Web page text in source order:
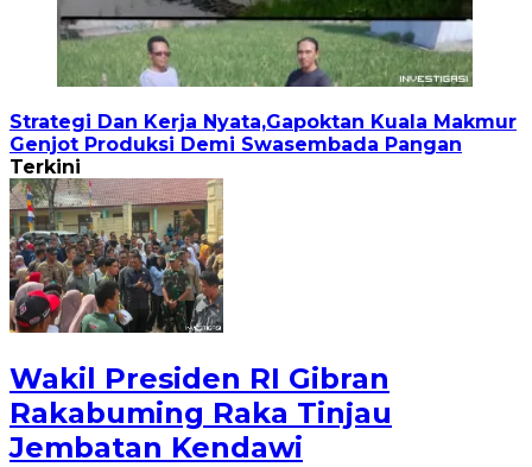
Strategi Dan Kerja Nyata,Gapoktan Kuala Makmur
Genjot Produksi Demi Swasembada Pangan
Terkini
Wakil Presiden RI Gibran
Rakabuming Raka Tinjau
Jembatan Kendawi